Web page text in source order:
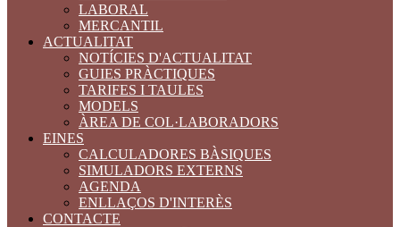
LABORAL
MERCANTIL
ACTUALITAT
NOTÍCIES D'ACTUALITAT
GUIES PRÀCTIQUES
TARIFES I TAULES
MODELS
ÀREA DE COL·LABORADORS
EINES
CALCULADORES BÀSIQUES
SIMULADORS EXTERNS
AGENDA
ENLLAÇOS D'INTERÈS
CONTACTE